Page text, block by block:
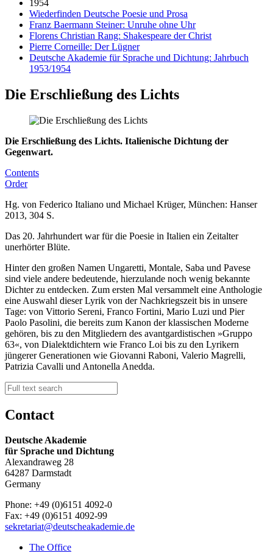
1954
Wiederfinden Deutsche Poesie und Prosa
Franz Baermann Steiner: Unruhe ohne Uhr
Florens Christian Rang: Shakespeare der Christ
Pierre Corneille: Der Lügner
Deutsche Akademie für Sprache und Dichtung: Jahrbuch
1953/1954
Die Erschließung des Lichts
Die Erschließung des Lichts. Italienische Dichtung der
Gegenwart.
Contents
Order
Hg. von Federico Italiano und Michael Krüger, München: Hanser
2013, 304 S.
Das 20. Jahrhundert war für die Poesie in Italien ein Zeitalter
unerhörter Blüte.
Hinter den großen Namen Ungaretti, Montale, Saba und Pavese
sind viele andere bedeutende, hierzulande noch wenig bekannte
Dichter zu entdecken. Zum ersten Mal versammelt eine Anthologie
eine Auswahl dieser Lyrik von der Nachkriegszeit bis in unsere
Tage: von Vittorio Sereni, Franco Fortini, Mario Luzi und Pier
Paolo Pasolini, die bereits zum Kanon der klassischen Moderne
gehören, bis zu den Mitgliedern des avantgardistischen »Gruppo
63«, von Dialektdichtern wie Franco Loi bis zu den Lyrikern
jüngerer Generationen wie Giovanni Raboni, Valerio Magrelli,
Patrizia Cavalli und Antonella Anedda.
Contact
Deutsche Akademie
für Sprache und Dichtung
Alexandraweg 28
64287 Darmstadt
Germany
Phone: +49 (0)6151 4092-0
Fax: +49 (0)6151 4092-99
sekretariat@deutscheakademie.de
The Office